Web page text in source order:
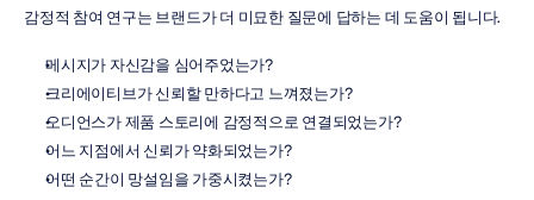
감정적 참여 연구는 브랜드가 더 미묘한 질문에 답하는 데 도움이 됩니다.
메시지가 자신감을 심어주었는가?
크리에이티브가 신뢰할 만하다고 느껴졌는가?
오디언스가 제품 스토리에 감정적으로 연결되었는가?
어느 지점에서 신뢰가 약화되었는가?
어떤 순간이 망설임을 가중시켰는가?